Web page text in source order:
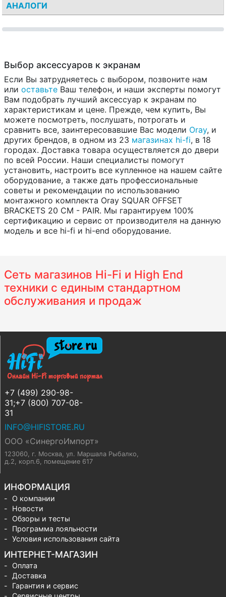
АНАЛОГИ
Выбор аксессуаров к экранам
Если Вы затрудняетесь с выбором, позвоните нам
или оставьте Ваш телефон, и наши эксперты помогут
Вам подобрать лучший аксессуар к экранам по
характеристикам и цене. Прежде, чем купить, Вы
можете посмотреть, послушать, потрогать и
сравнить все, заинтересовавшие Вас модели Oray, и
других брендов, в одном из 23 магазинах hi-fi, в 18
городах. Доставка товара осуществляется до двери
по всей России. Наши специалисты помогут
установить, настроить все купленное на нашем сайте
оборудование, а также дать профессиональные
советы и рекомендации по использованию
монтажного комплекта Oray SQUAR OFFSET
BRACKETS 20 CM - PAIR. Мы гарантируем 100%
сертификацию и сервис от производителя на данную
модель и все hi-fi и hi-end оборудование.
Сеть магазинов Hi-Fi и High End
техники с единым стандартном
обслуживания и продаж
+7 (499) 290-98-
31;+7 (800) 707-08-
31
INFO@HIFISTORE.RU
ООО «СинергоИмпорт»
123060, г. Москва, ул. Маршала Рыбалко,
д.2, корп.6, помещение 617
ИНФОРМАЦИЯ
О компании
Новости
Обзоры и тесты
Программа лояльности
Условия использования сайта
ИНТЕРНЕТ-МАГАЗИН
Оплата
Доставка
Гарантия и сервис